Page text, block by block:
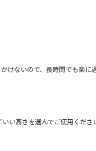
けないので、長時問でも楽に
い高さを選んでご使用くださ